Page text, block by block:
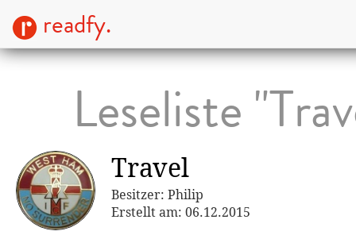
readfy.
Leseliste
Travel
Besitzer: Philip
Erstellt am: 06.12.2015